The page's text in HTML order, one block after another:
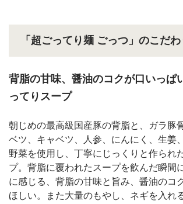
「超ごってり麺 ごっつ」のこだわ
背脂の甘味、醤油のコクが口いっぱ
ってりスープ
朝じめの最高級国産豚の背脂と、ガラ豚
ベツ、キャベツ、人参、にんにく、生姜
野菜を使用し、丁寧にじっくりと作られ
プ。背脂に覆われたスープを飲んだ瞬間
に感じる、背脂の甘味と旨み、醤油のコ
ほしい。また大量のもやし、ネギを入れ